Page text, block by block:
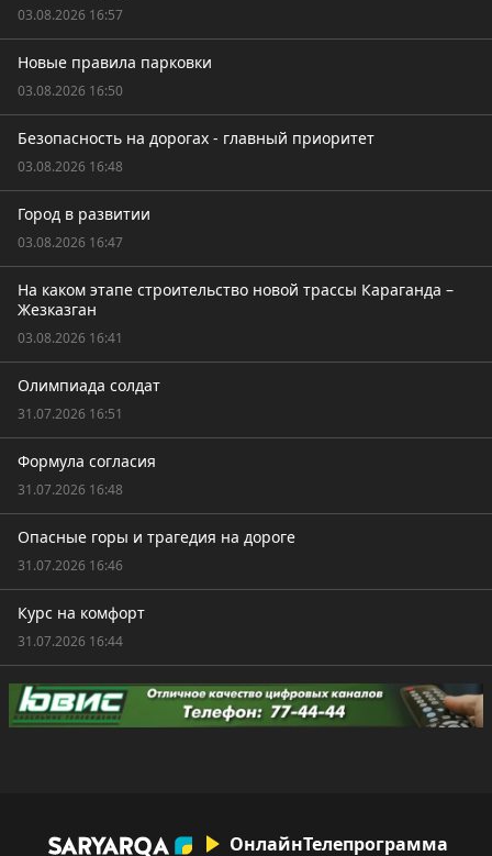
03.08.2026 16:57
Новые правила парковки
03.08.2026 16:50
Безопасность на дорогах - главный приоритет
03.08.2026 16:48
Город в развитии
03.08.2026 16:47
На каком этапе строительство новой трассы Караганда –
Жезказган
03.08.2026 16:41
Олимпиада солдат
31.07.2026 16:51
Формула согласия
31.07.2026 16:48
Опасные горы и трагедия на дороге
31.07.2026 16:46
Курс на комфорт
31.07.2026 16:44
ОнлайнТелепрограмма